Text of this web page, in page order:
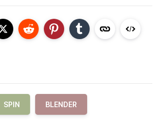
SPIN BLENDER